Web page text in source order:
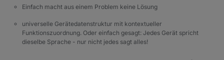
Einfach macht aus einem Problem keine Lösung
universelle Gerätedatenstruktur mit kontextueller
Funktionszuordnung. Oder einfach gesagt: Jedes Gerät spricht
dieselbe Sprache - nur nicht jedes sagt alles!